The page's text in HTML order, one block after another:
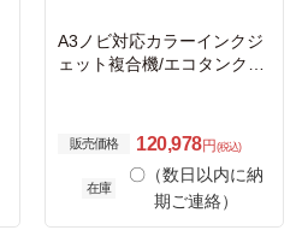
A3ノビ対応カラーインクジ
ェット複合機/エコタンク搭
線LAN/Wi-Fi Direct/両面/4.3
型タッチパネル
販売価格 120,978円 (税込)
在庫
〇（数日以内に納
期ご連絡）